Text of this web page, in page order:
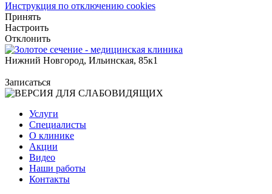
Инструкция по отключению cookies
Принять
Настроить
Отклонить
Нижний Новгород, Ильинская, 85к1
Записаться
Услуги
Специалисты
О клинике
Акции
Видео
Наши работы
Контакты